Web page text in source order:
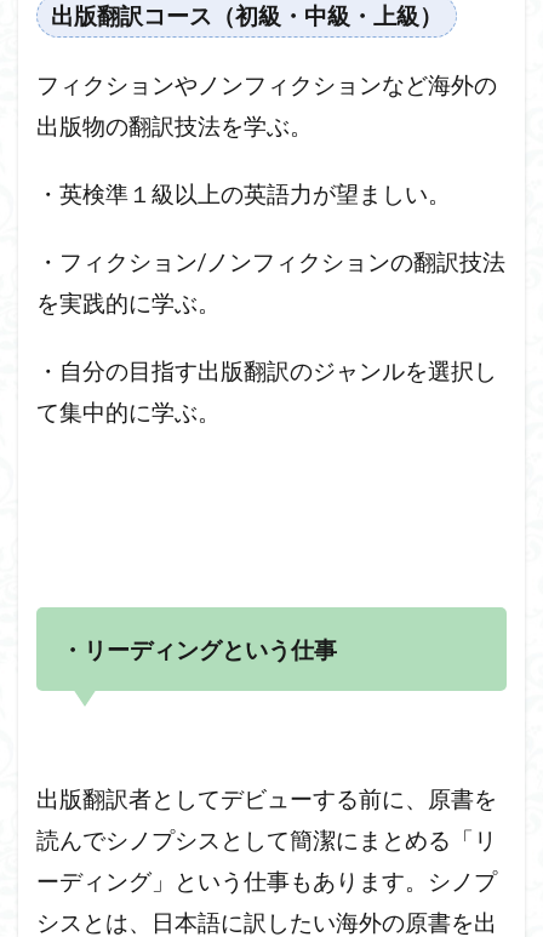
出版翻訳コース（初級・中級・上級）
フィクションやノンフィクションなど海外の
出版物の翻訳技法を学ぶ。
・英検準１級以上の英語力が望ましい。
・フィクション/ノンフィクションの翻訳技法
を実践的に学ぶ。
・自分の目指す出版翻訳のジャンルを選択し
て集中的に学ぶ。
・リーディングという仕事
出版翻訳者としてデビューする前に、原書を
読んでシノプシスとして簡潔にまとめる「リ
ーディング」という仕事もあります。シノプ
シスとは、日本語に訳したい海外の原書を出